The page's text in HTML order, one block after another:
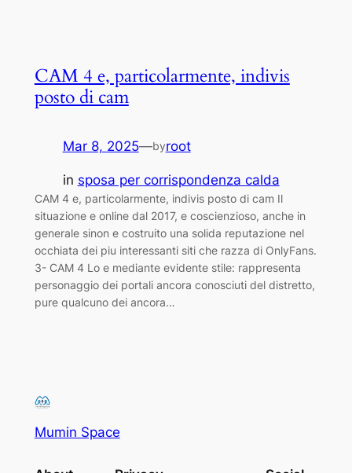
CAM 4 e, particolarmente, indivis
posto di cam
Mar 8, 2025—byroot
in sposa per corrispondenza calda
CAM 4 e, particolarmente, indivis posto di cam Il
situazione e online dal 2017, e coscienzioso, anche in
generale sinon e costruito una solida reputazione nel
occhiata dei piu interessanti siti che razza di OnlyFans.
3- CAM 4 Lo e mediante evidente stile: rappresenta
personaggio dei portali ancora conosciuti del distretto,
pure qualcuno dei ancora…
Mumin Space